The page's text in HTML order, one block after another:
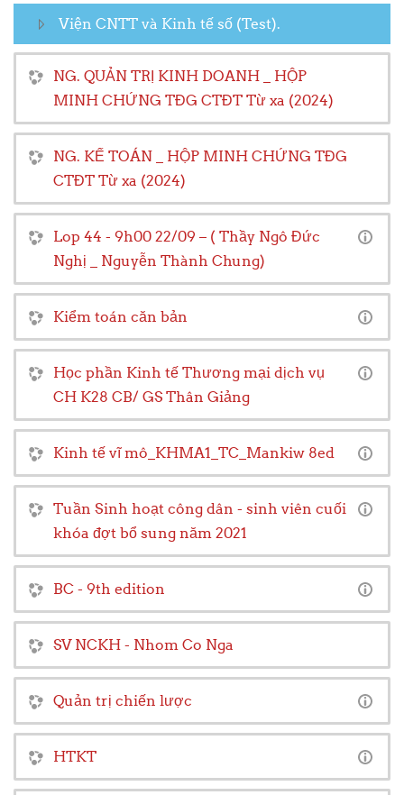
Viện CNTT và Kinh tế số (Test).
NG. QUẢN TRỊ KINH DOANH _ HỘP
MINH CHỨNG TĐG CTĐT Từ xa (2024)
NG. KẾ TOÁN _ HỘP MINH CHỨNG TĐG
CTĐT Từ xa (2024)
Lop 44 - 9h00 22/09 – ( Thầy Ngô Đức
Nghị _ Nguyễn Thành Chung)
Kiểm toán căn bản
Học phần Kinh tế Thương mại dịch vụ
CH K28 CB/ GS Thân Giảng
Kinh tế vĩ mô_KHMA1_TC_Mankiw 8ed
Tuần Sinh hoạt công dân - sinh viên cuối
khóa đợt bổ sung năm 2021
BC - 9th edition
SV NCKH - Nhom Co Nga
Quản trị chiến lược
HTKT